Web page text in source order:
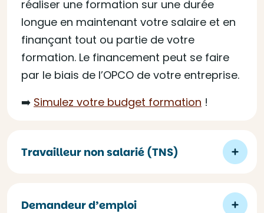
réaliser une formation sur une durée
longue en maintenant votre salaire et en
finançant tout ou partie de votre
formation. Le financement peut se faire
par le biais de l’OPCO de votre entreprise.
➡️ Simulez votre budget formation !
Travailleur non salarié (TNS)
Demandeur d’emploi